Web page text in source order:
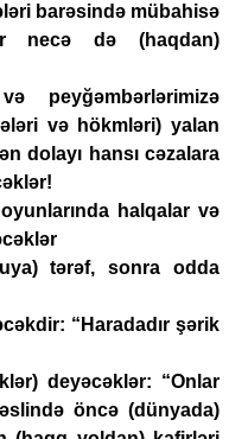
barəsində mübahisə
necə də (haqdan)
və hökmləri) yalan
dolayı hansı cəzalara
halqalar və
tərəf, sonra odda
“Haradadır şərik
deyəcəklər: “Onlar
öncə (dünyada)